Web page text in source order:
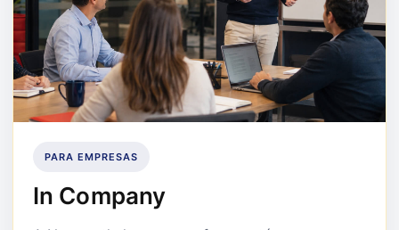
PARA EMPRESAS
In Company